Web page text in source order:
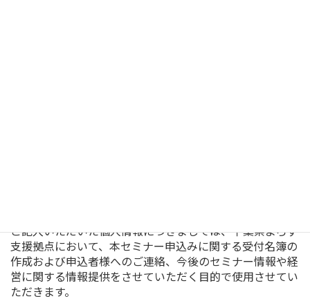
ご記入いただいた個人情報につきましては、千葉県よろず
支援拠点において、本セミナー申込みに関する受付名簿の
作成および申込者様へのご連絡、今後のセミナー情報や経
営に関する情報提供をさせていただく目的で使用させてい
ただきます。